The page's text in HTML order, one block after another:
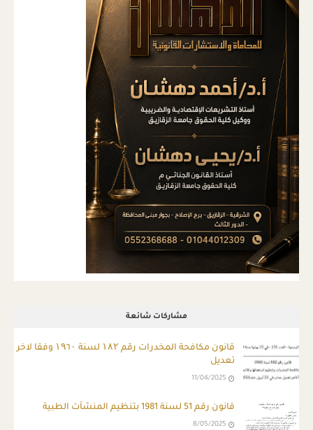
مشاركات شائعة
قانون مكافحة المخدرات رقم ۱۸۲ لسنة ۱۹٦۰ وفقا لاخر
تعديل
11/04/2025
قانون رقم 51 لسنة 1981 بتنظيم المنشآت الطبية
8/05/2025